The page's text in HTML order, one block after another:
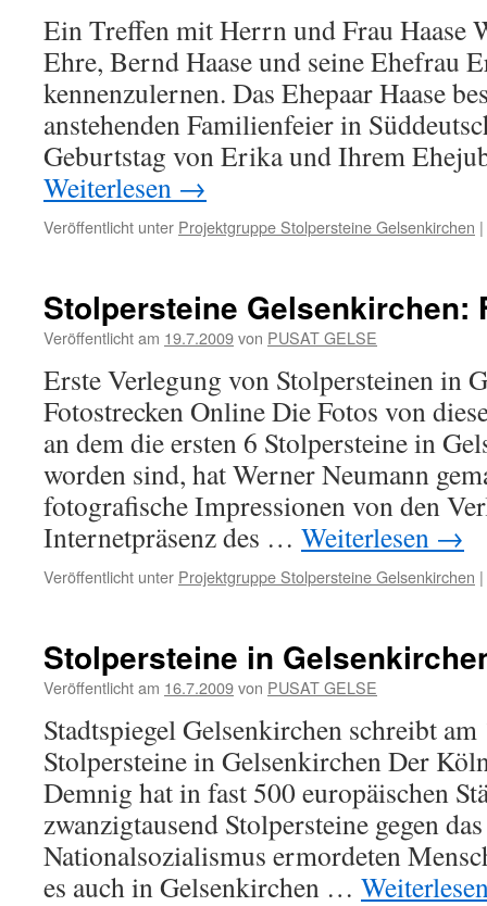
Ein Treffen mit Herrn und Frau Haase
Ehre, Bernd Haase und seine Ehefrau
kennenzulernen. Das Ehepaar Haase
anstehenden Familienfeier in
Geburtstag von Erika und Ihrem
Weiterlesen →
Veröffentlicht unter Projektgruppe Stolpersteine Gelsenkirchen |
Stolpersteine Gelsenkirchen:
Veröffentlicht am 19.7.2009von PUSAT GELSE
Erste Verlegung von Stolpersteinen in
Fotostrecken Online Die Fotos von
an dem die ersten 6 Stolpersteine in
worden sind, hat Werner Neumann
fotografische Impressionen von den
Internetpräsenz des … Weiterlesen →
Veröffentlicht unter Projektgruppe Stolpersteine Gelsenkirchen |
Stolpersteine in
Veröffentlicht am 16.7.2009von PUSAT GELSE
Stadtspiegel Gelsenkirchen schreibt
Stolpersteine in Gelsenkirchen Der
Demnig hat in fast 500 europäischen
zwanzigtausend Stolpersteine gegen
Nationalsozialismus ermordeten
es auch in Gelsenkirchen …